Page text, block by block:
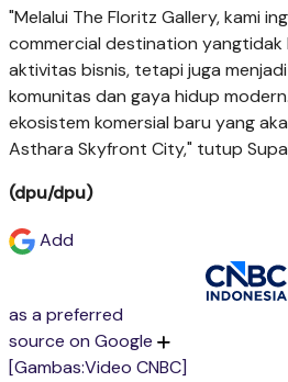
"Melalui The Floritz Gallery, kami
commercial destination yangtidak
aktivitas bisnis, tetapi juga
komunitas dan gaya hidup
ekosistem komersial baru yang
Asthara Skyfront City," tutup
(dpu/dpu)
Add
as a preferred
source on Google
[Gambas:Video CNBC]